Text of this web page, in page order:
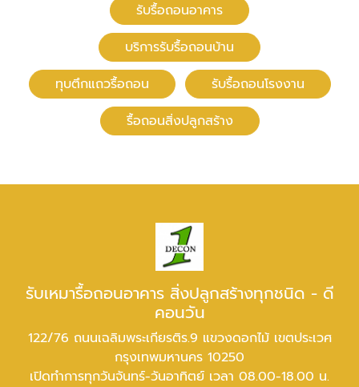
รับรื้อถอนอาคาร
บริการรับรื้อถอนบ้าน
ทุบตึกแถวรื้อถอน
รับรื้อถอนโรงงาน
รื้อถอนสิ่งปลูกสร้าง
รับเหมารื้อถอนอาคาร สิ่งปลูกสร้างทุกชนิด - ดี
คอนวัน
122/76 ถนนเฉลิมพระเกียรติร.9 แขวงดอกไม้ เขตประเวศ
กรุงเทพมหานคร 10250
เปิดทำการทุกวันจันทร์-วันอาทิตย์ เวลา 08.00-18.00 น.